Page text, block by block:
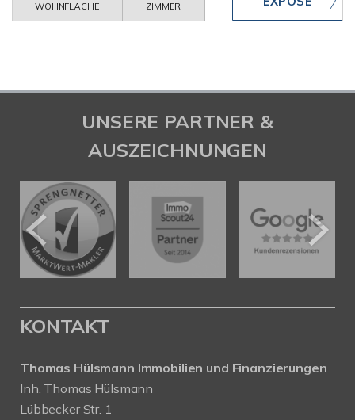
WOHNFLÄCHE
ZIMMER
UNSERE PARTNER &
AUSZEICHNUNGEN
KONTAKT
Thomas Hülsmann Immobilien und Finanzierungen
Inh. Thomas Hülsmann
Lübbecker Str. 1